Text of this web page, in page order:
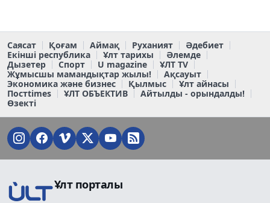
Саясат Қоғам Аймақ Руханият
Әдебиет
Екінші республика
Ұлт тарихы
Әлемде
Дызетер
Спорт U magazine
ҰЛТ TV
Жұмысшы мамандықтар жылы!
Ақсауыт
Экономика және бизнес
Қылмыс
Ұлт айнасы
Постtimes
ҰЛТ ОБЪЕКТИВ
Айтылды - орындалды!
Өзекті
Ұлт порталы